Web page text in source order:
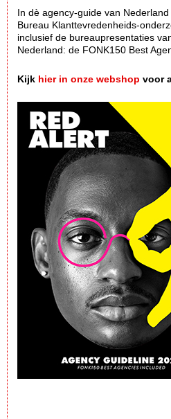
In dè agency-guide van
Bureau Klanttevredenheids-
inclusief de bureaupresentaties
Nederland: de FONK150 Best
Kijk hier in onze webshop voor